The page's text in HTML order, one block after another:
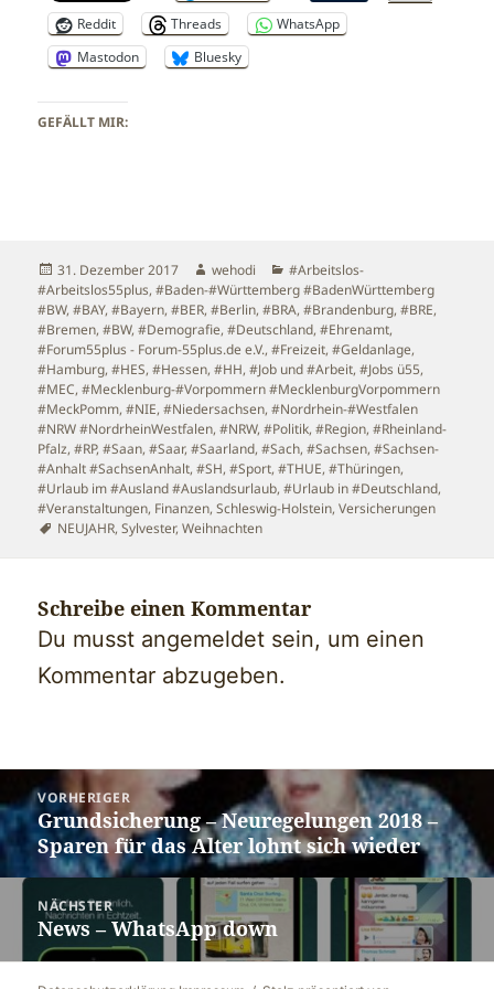
Reddit
Threads
WhatsApp
Mastodon
Bluesky
GEFÄLLT MIR:
Veröffentlicht
am
31. Dezember 2017 Autor
wehodi Kategorien
#Arbeitslos-
#Arbeitslos55plus,#Baden-#Württemberg #BadenWürttemberg
#BW,#BAY,#Bayern,#BER,#Berlin,#BRA,#Brandenburg,#BRE,
#Bremen,#BW,#Demografie,#Deutschland,#Ehrenamt,
#Forum55plus - Forum-55plus.de e.V.,#Freizeit,#Geldanlage,
#Hamburg,#HES,#Hessen,#HH,#Job und #Arbeit,#Jobs ü55,
#MEC,#Mecklenburg-#Vorpommern #MecklenburgVorpommern
#MeckPomm,#NIE,#Niedersachsen,#Nordrhein-#Westfalen
#NRW #NordrheinWestfalen,#NRW,#Politik,#Region,#Rheinland-
Pfalz,#RP,#Saan,#Saar,#Saarland,#Sach,#Sachsen,#Sachsen-
#Anhalt #SachsenAnhalt,#SH,#Sport,#THUE,#Thüringen,
#Urlaub im #Ausland #Auslandsurlaub,#Urlaub in #Deutschland,
#Veranstaltungen, Finanzen,Schleswig-Holstein,Versicherungen
Schlagwörter
NEUJAHR,Sylvester,Weihnachten
Schreibe einen Kommentar
Du musst angemeldet sein, um einen
Kommentar abzugeben.
Beitragsnavigation
VORHERIGER
Vorheriger
Beitrag:
Grundsicherung – Neuregelungen 2018 –
Sparen für das Alter lohnt sich wieder
NÄCHSTER
Nächster
Beitrag:
News – WhatsApp down